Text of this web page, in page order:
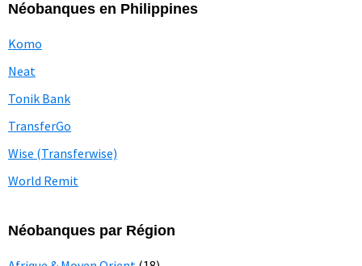
Néobanques en Philippines
Komo
Neat
Tonik Bank
TransferGo
Wise (Transferwise)
World Remit
Néobanques par Région